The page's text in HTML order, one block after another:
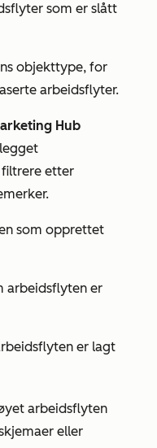
som er slått
objekttype, for
arbeidsflyter.
Hub
etter
som opprettet
arbeidsflyten er
er lagt
arbeidsflyten
eller